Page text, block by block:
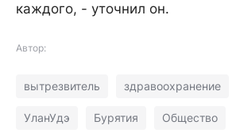
каждого, - уточнил он.
Автор:
вытрезвитель здравоохранение
УланУдэ Бурятия Общество